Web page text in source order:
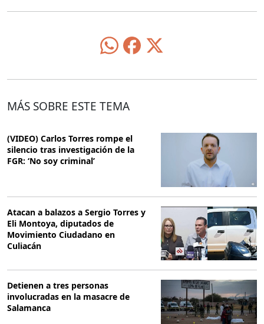
MÁS SOBRE ESTE TEMA
(VIDEO) Carlos Torres rompe el
silencio tras investigación de la
FGR: ‘No soy criminal’
Atacan a balazos a Sergio Torres y
Eli Montoya, diputados de
Movimiento Ciudadano en
Culiacán
Detienen a tres personas
involucradas en la masacre de
Salamanca